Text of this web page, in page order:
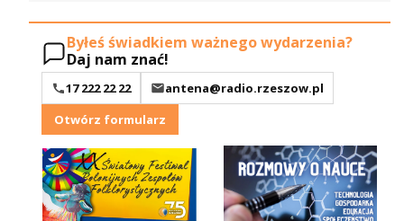
Byłeś świadkiem ważnego wydarzenia?
Daj nam znać!
17 222 22 22
antena@radio.rzeszow.pl
Otwórz formularz